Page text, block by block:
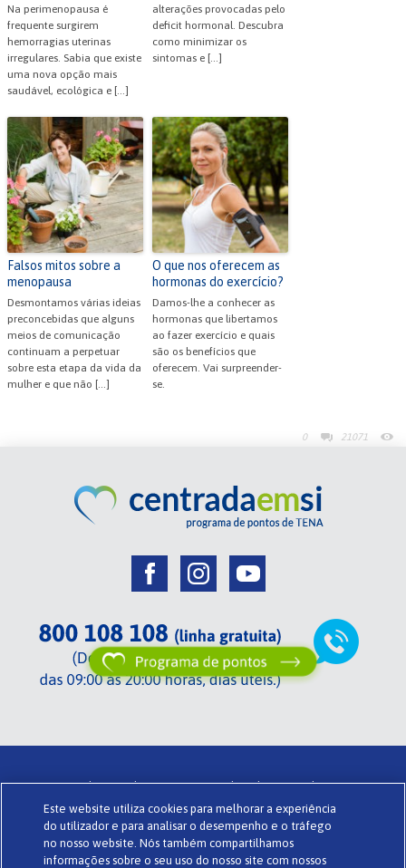
0 21071
Na perimenopausa é
frequente surgirem
hemorragias uterinas
irregulares. Sabia que existe
uma nova opção mais
saudável, ecológica e […]
alterações provocadas pelo
deficit hormonal. Descubra
como minimizar os
sintomas e […]
Falsos mitos sobre a
menopausa
Desmontamos várias ideias
preconcebidas que alguns
meios de comunicação
continuam a perpetuar
sobre esta etapa da vida da
mulher e que não […]
O que nos oferecem as
hormonas do exercício?
Damos-lhe a conhecer as
hormonas que libertamos
ao fazer exercício e quais
são os benefícios que
oferecem. Vai surpreender-
se.
Centrada em si de TENA . Termos de utilização . Glossário .
Powered by www.codigomedia.com© Essity Portugal Lda
Sobre o Centrada em si . Política de privacidade . Cookies .
Este website utiliza cookies para melhorar a experiência
do utilizador e para analisar o desempenho e o tráfego
no nosso website. Nós também compartilhamos
informações sobre o seu uso do nosso site com nossos